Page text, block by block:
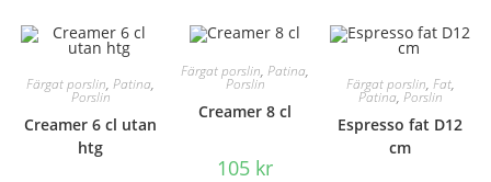
Färgat porslin,Patina,
Porslin
Creamer 6 cl utan
htg
Färgat porslin,Patina,
Porslin
Creamer 8 cl
105 kr
Färgat porslin, Fat,
Patina, Porslin
Espresso fat D12
cm